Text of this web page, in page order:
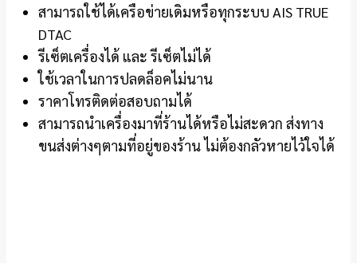
สามารถใช้ได้เครือข่ายเดิมหรือทุกระบบ AIS TRUE
DTAC
รีเซ็ตเครื่องได้ และ รีเซ็ตไม่ได้
ใช้เวลาในการปลดล็อคไม่นาน
ราคาโทรติดต่อสอบถามได้
สามารถนำเครื่องมาที่ร้านได้หรือไม่สะดวก ส่งทาง
ขนส่งต่างๆตามที่อยู่ของร้าน ไม่ต้องกลัวหายไว้ใจได้